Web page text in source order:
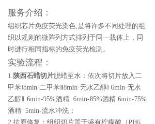
服务介绍：
组织芯片免疫荧光染色,是将许多不同处理的组
织以规则的微阵列方式排列于同一载体上，同
时进行相同指标的免疫荧光检测。
实验流程：
1. 陕西石蜡切片脱蜡至水：依次将切片放入二
甲苯Ⅰ8min-二甲苯Ⅱ8min-无水乙醇Ⅰ 6min-无水
乙醇Ⅱ 6min-95%酒精 6min-85%酒精 6min-75%
酒精 5min-流水冲洗；
2.抗原修复：组织切片置于盛有柠檬酸（PH6.